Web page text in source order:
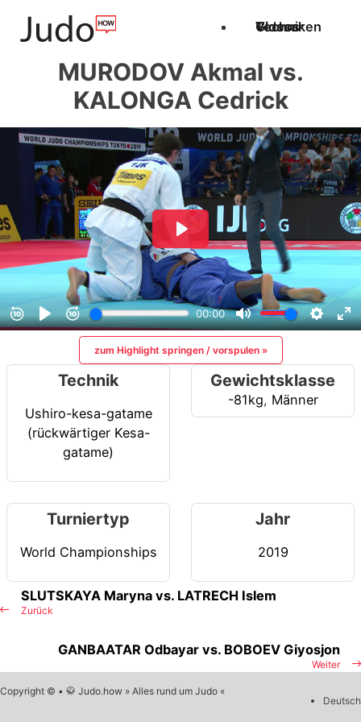
Techniken
Videos
Glossar
MURODOV Akmal vs.
KALONGA Cedrick
zum Highlight springen / vorspulen »
Technik
Ushiro-kesa-gatame
(rückwärtiger Kesa-
gatame)
Gewichtsklasse
-81kg, Männer
Turniertyp
World Championships
Jahr
2019
Zurück
SLUTSKAYA Maryna vs. LATRECH Islem
Weiter
GANBAATAR Odbayar vs. BOBOEV Giyosjon
Copyright © • 🥋 Judo.how » Alles rund um Judo «
Deutsch